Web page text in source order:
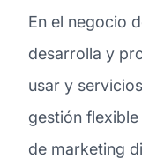
En el negocio
desarrolla y
usar y
gestión
de marketing